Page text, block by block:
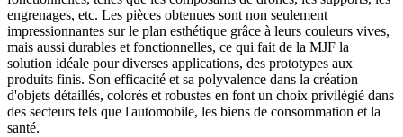
engrenages, etc. Les pièces obtenues sont non seulement
impressionnantes sur le plan esthétique grâce à leurs couleurs vives,
mais aussi durables et fonctionnelles, ce qui fait de la MJF la
solution idéale pour diverses applications, des prototypes aux
produits finis. Son efficacité et sa polyvalence dans la création
d'objets détaillés, colorés et robustes en font un choix privilégié dans
des secteurs tels que l'automobile, les biens de consommation et la
santé.